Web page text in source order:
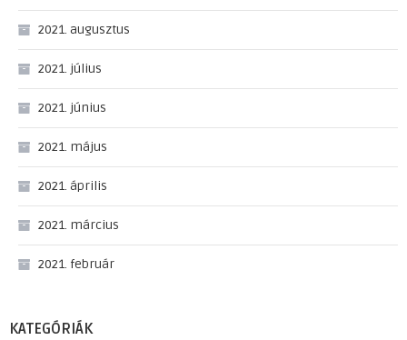
2021. augusztus
2021. július
2021. június
2021. május
2021. április
2021. március
2021. február
KATEGÓRIÁK